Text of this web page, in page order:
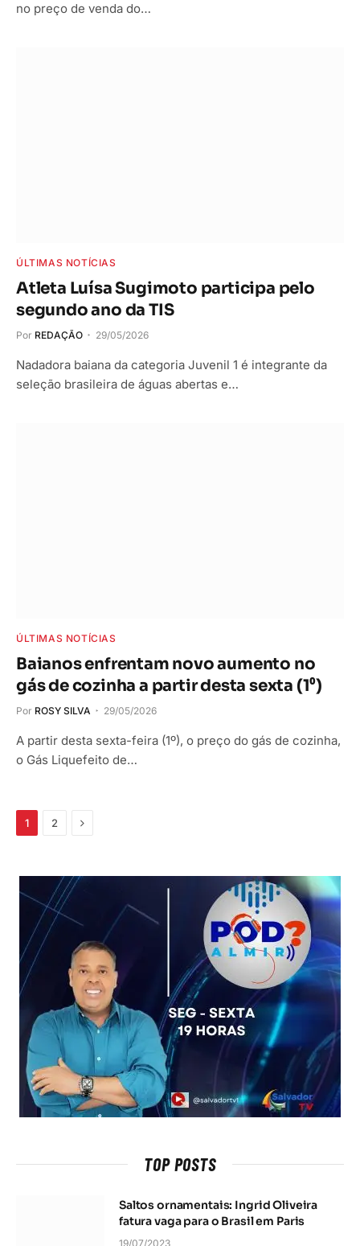
no preço de venda do…
ÚLTIMAS NOTÍCIAS
Atleta Luísa Sugimoto participa pelo
segundo ano da TIS
Por REDAÇÃO 29/05/2026
Nadadora baiana da categoria Juvenil 1 é integrante da
seleção brasileira de águas abertas e…
ÚLTIMAS NOTÍCIAS
Baianos enfrentam novo aumento no
gás de cozinha a partir desta sexta (1⁰)
Por ROSY SILVA 29/05/2026
A partir desta sexta-feira (1º), o preço do gás de cozinha,
o Gás Liquefeito de…
1 2 Próximo
TOP POSTS
Saltos ornamentais: Ingrid Oliveira
fatura vaga para o Brasil em Paris
19/07/2023